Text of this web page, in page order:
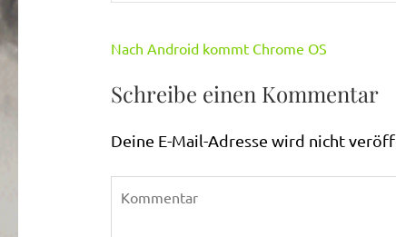
Beitragsnavigation
Nach Android kommt Chrome OS
Schreibe einen Kommentar
Deine E-Mail-Adresse wird nicht